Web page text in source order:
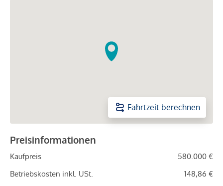
Fahrtzeit berechnen
Preisinformationen
Kaufpreis
580.000 €
Betriebskosten inkl. USt.
148,86 €